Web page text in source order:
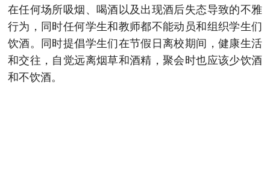
在任何场所吸烟、喝酒以及出现酒后失态导致的不雅
行为，同时任何学生和教师都不能动员和组织学生们
饮酒。同时提倡学生们在节假日离校期间，健康生活
和交往，自觉远离烟草和酒精，聚会时也应该少饮酒
和不饮酒。